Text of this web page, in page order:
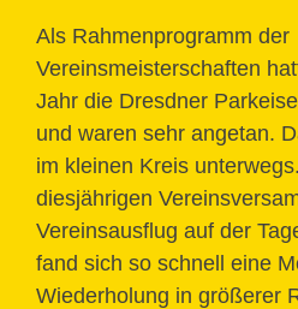
Als Rahmenprogramm der
Vereinsmeisterschaften
Jahr die Dresdner
und waren sehr angetan.
im kleinen Kreis
diesjährigen
Vereinsausflug auf der
fand sich so schnell eine
Wiederholung in größerer